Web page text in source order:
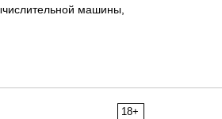
машины,
18+